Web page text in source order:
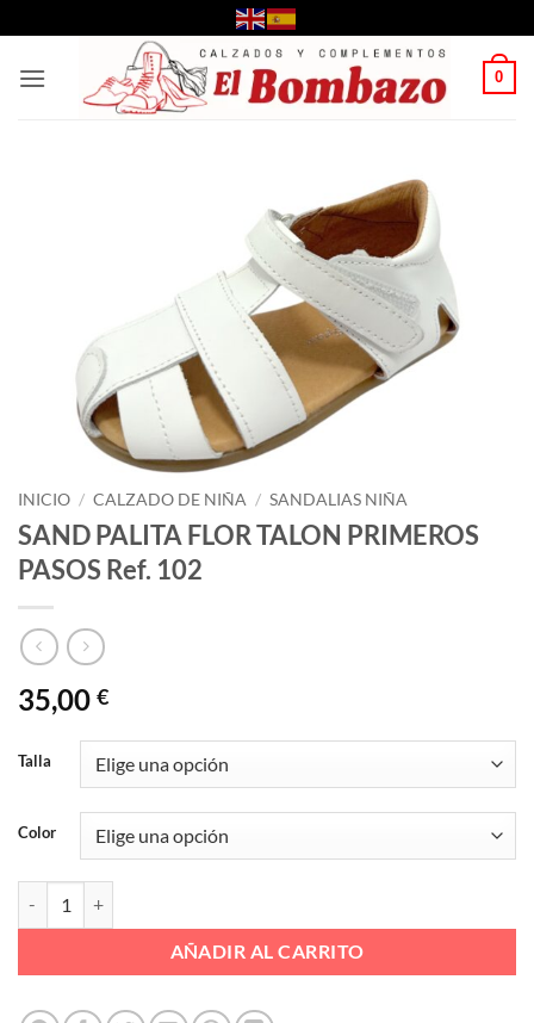
al
contenido
0
INICIO / CALZADO DE NIÑA / SANDALIAS NIÑA
SAND PALITA FLOR TALON PRIMEROS
PASOS Ref. 102
35,00 €
Talla
Color
AÑADIR AL CARRITO